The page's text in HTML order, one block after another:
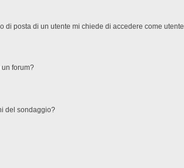
di posta di un utente mi chiede di accedere come utente
forum?
del sondaggio?